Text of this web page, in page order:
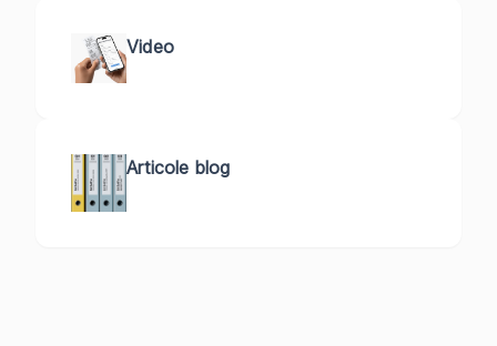
Video
Articole blog